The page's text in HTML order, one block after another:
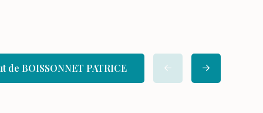
de BOISSONNET PATRICE